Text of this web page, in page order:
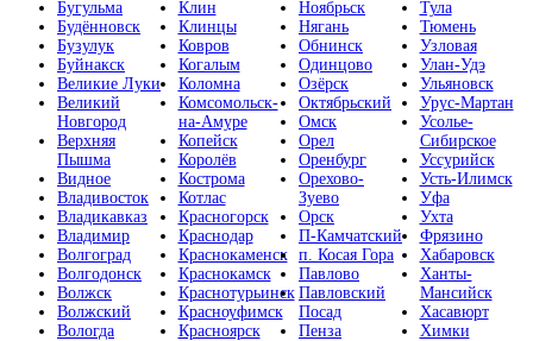
Бугульма
Будённовск
Бузулук
Буйнакск
Великие Луки
Великий
Новгород
Верхняя
Пышма
Видное
Владивосток
Владикавказ
Владимир
Волгоград
Волгодонск
Волжск
Волжский
Вологда
Клин
Клинцы
Ковров
Когалым
Коломна
Комсомольск-
на-Амуре
Копейск
Королёв
Кострома
Котлас
Красногорск
Краснодар
Краснокаменск
Краснокамск
Краснотурьинск
Красноуфимск
Красноярск
Ноябрьск
Нягань
Обнинск
Одинцово
Озёрск
Октябрьский
Омск
Орел
Оренбург
Орехово-
Зуево
Орск
П-Камчатский
п. Косая Гора
Павлово
Павловский
Посад
Пенза
Тула
Тюмень
Узловая
Улан-Удэ
Ульяновск
Урус-Мартан
Усолье-
Сибирское
Уссурийск
Усть-Илимск
Уфа
Ухта
Фрязино
Хабаровск
Ханты-
Мансийск
Хасавюрт
Химки